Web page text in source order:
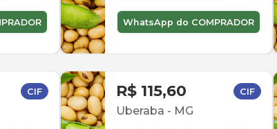
WhatsApp do COMPRADOR
CIF R$ 115,60 CIF
Uberaba - MG